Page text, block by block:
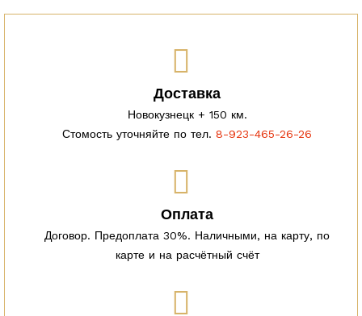
Доставка
Новокузнецк + 150 км.
Стомость уточняйте по тел. 8-923-465-26-26
Оплата
Договор. Предоплата 30%. Наличными, на карту, по
карте и на расчётный счёт